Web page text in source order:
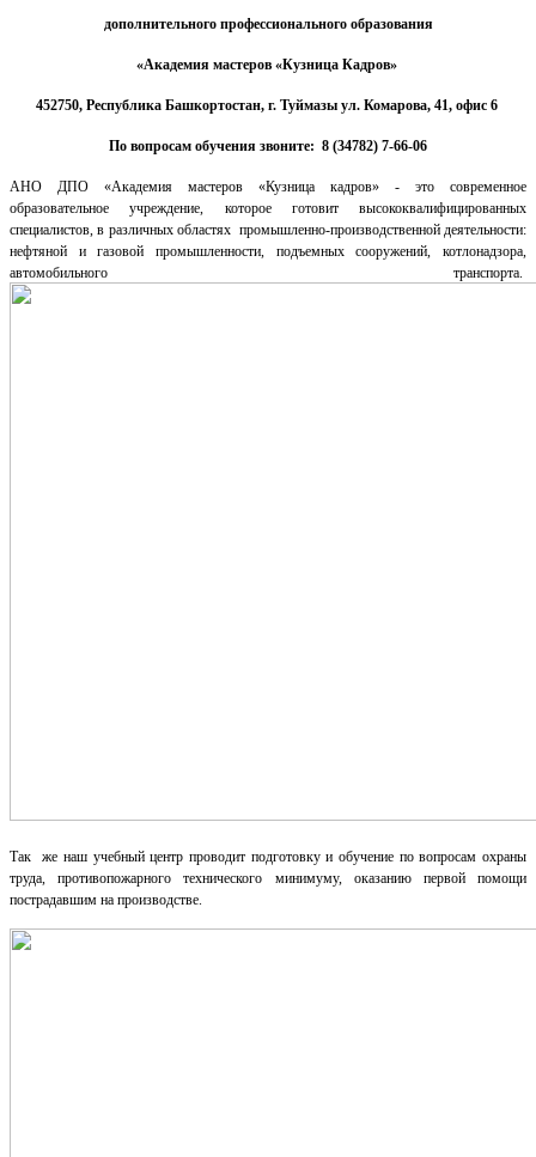
дополнительного профессионального образования
«Академия мастеров «Кузница Кадров»
452750, Республика Башкортостан, г. Туймазы ул. Комарова, 41, офис 6
По вопросам обучения звоните: 8 (34782) 7-66-06
АНО ДПО «Академия мастеров «Кузница кадров» - это современное
образовательное учреждение, которое готовит высококвалифицированных
специалистов, в различных областях промышленно-производственной деятельности:
нефтяной и газовой промышленности, подъемных сооружений, котлонадзора,
автомобильного транспорта.
Так же наш учебный центр проводит подготовку и обучение по вопросам охраны
труда, противопожарного технического минимуму, оказанию первой помощи
пострадавшим на производстве.